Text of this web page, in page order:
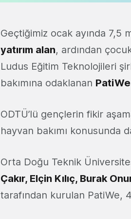
Geçtiğimiz ocak ayında
yatırım alan, ardından
Ludus Eğitim Teknolojileri
bakımına odaklanan PatiWe
ODTÜ’lü gençlerin fikir
hayvan bakımı konusunda
Orta Doğu Teknik
Çakır, Elçin Kılıç, Burak
tarafından kurulan PatiWe,